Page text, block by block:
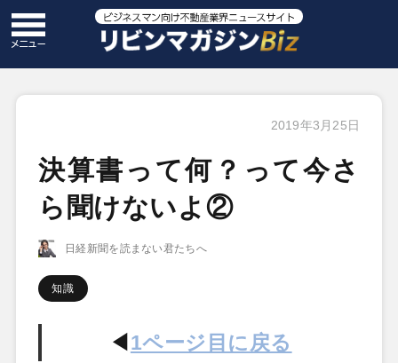
2019年3月25日
決算書って何？って今さ
ら聞けないよ②
日経新聞を読まない君たちへ
知識
◀ 1ページ目に戻る